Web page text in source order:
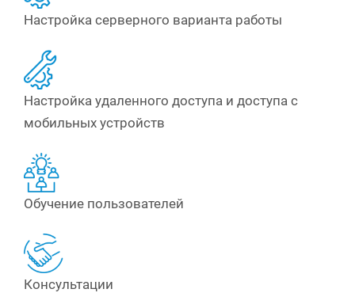
Настройка серверного варианта работы
Настройка удаленного доступа и доступа с
мобильных устройств
Обучение пользователей
Консультации